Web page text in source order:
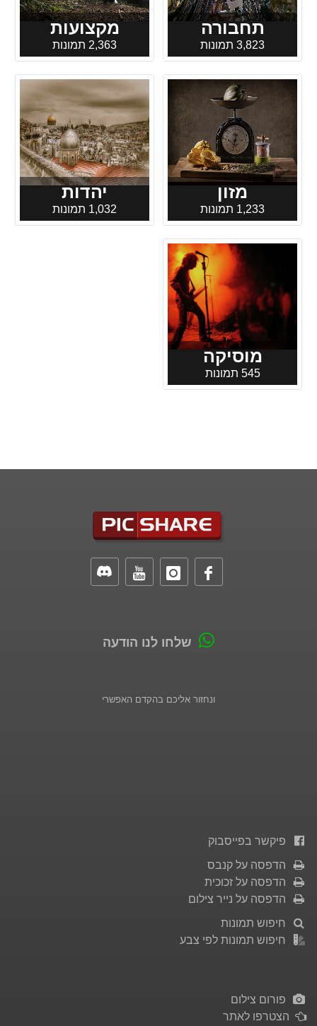
תחבורה
3,823 תמונות
מקצועות
2,363 תמונות
מזון
1,233 תמונות
יהדות
1,032 תמונות
מוסיקה
545 תמונות
שלחו לנו הודעה
ונחזור אליכם בהקדם האפשרי
פיקשר בפייסבוק
הדפסה על קנבס
הדפסה על זכוכית
הדפסה על נייר צילום
חיפוש תמונות
חיפוש תמונות לפי צבע
פורום צילום
הצטרפו לאתר